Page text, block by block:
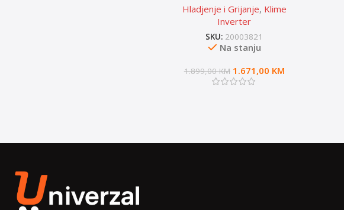
Hladjenje i Grijanje, Klime
Inverter
SKU: 20003821
Na stanju
1.899,00KM 1.671,00 KM